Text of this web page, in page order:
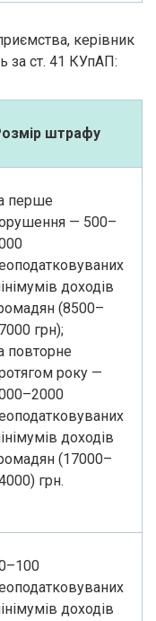
керівник
за ст. 41 КУпАП:
штрафу
перше
— 500–
доходів
(8500–
грн);
повторне
року —
доходів
(17000–
грн.
доходів